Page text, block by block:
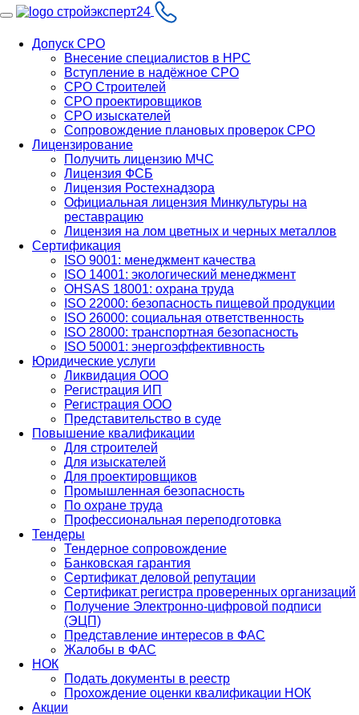
Допуск СРО
Внесение специалистов в НРС
Вступление в надёжное СРО
СРО Строителей
СРО проектировщиков
СРО изыскателей
Сопровождение плановых проверок СРО
Лицензирование
Получить лицензию МЧС
Лицензия ФСБ
Лицензия Ростехнадзора
Официальная лицензия Минкультуры на
реставрацию
Лицензия на лом цветных и черных металлов
Сертификация
ISO 9001: менеджмент качества
ISO 14001: экологический менеджмент
OHSAS 18001: охрана труда
ISO 22000: безопасность пищевой продукции
ISO 26000: социальная ответственность
ISO 28000: транспортная безопасность
ISO 50001: энергоэффективность
Юридические услуги
Ликвидация ООО
Регистрация ИП
Регистрация ООО
Представительство в суде
Повышение квалификации
Для строителей
Для изыскателей
Для проектировщиков
Промышленная безопасность
По охране труда
Профессиональная переподготовка
Тендеры
Тендерное сопровождение
Банковская гарантия
Сертификат деловой репутации
Сертификат регистра проверенных организаций
Получение Электронно-цифровой подписи
(ЭЦП)
Представление интересов в ФАС
Жалобы в ФАС
НОК
Подать документы в реестр
Прохождение оценки квалификации НОК
Акции